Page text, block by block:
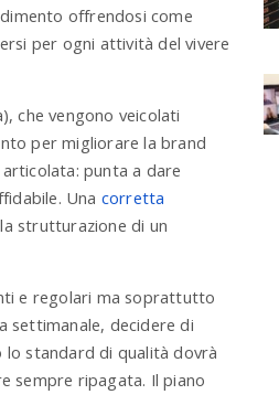
offrendosi come
per ogni attività del vivere
che vengono veicolati
per migliorare la brand
punta a dare
Una corretta
strutturazione di un
e regolari ma soprattutto
settimanale, decidere di
standard di qualità dovrà
sempre ripagata. Il piano